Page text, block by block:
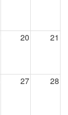
20 21
27 28